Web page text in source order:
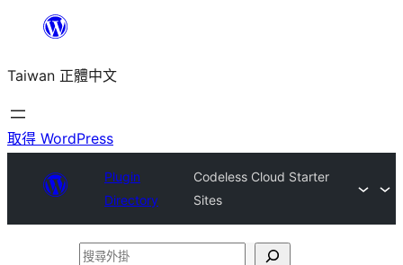
主
要
內
Taiwan 正體中文
取得 WordPress
Plugin
Directory
Codeless Cloud Starter
Sites
搜